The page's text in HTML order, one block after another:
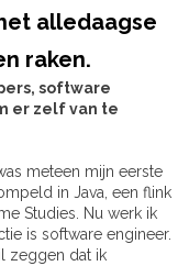
alledaagse
raken.
software
er zelf van te
meteen mijn eerste
in Java, een flink
Studies. Nu werk ik
is software engineer.
zeggen dat ik